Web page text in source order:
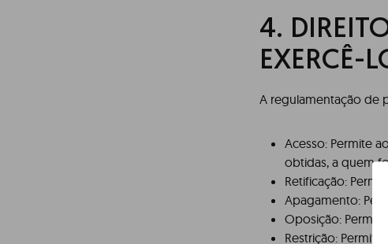
4.
EXERCÊ-
A regulamentação de
Acesso: Permite
obtidas, a quem
Retificação:
Apagamento:
Oposição:
Restrição: